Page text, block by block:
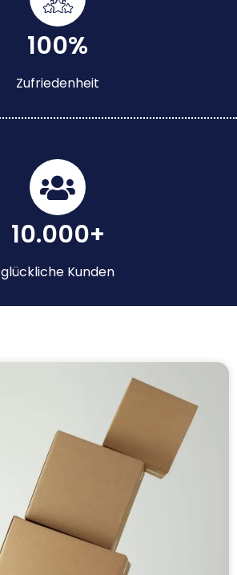
100%
Zufriedenheit
10.000+
glückliche Kunden